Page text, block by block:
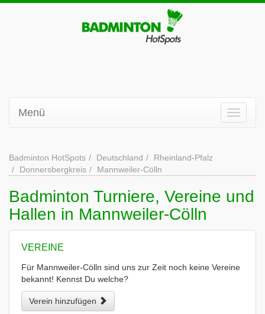
Menü
Badminton HotSpots Deutschland
Rheinland-Pfalz
Donnersbergkreis
Mannweiler-Cölln
Badminton Turniere, Vereine und
Hallen in Mannweiler-Cölln
VEREINE
Für Mannweiler-Cölln sind uns zur Zeit noch keine Vereine
bekannt! Kennst Du welche?
Verein hinzufügen